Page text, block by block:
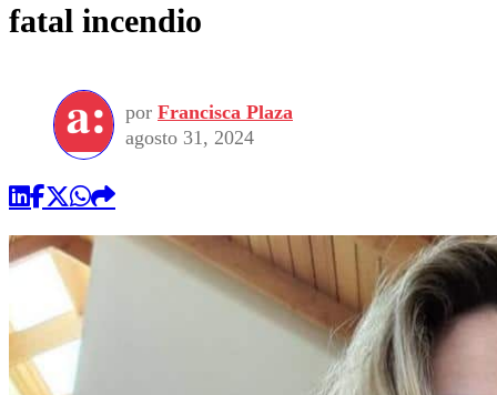
fatal incendio
por Francisca Plaza
agosto 31, 2024